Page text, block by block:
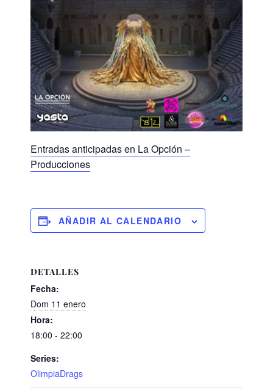
Entradas anticipadas en La Opción –
Producciones
AÑADIR AL CALENDARIO
DETALLES
Fecha:
Dom 11 enero
Hora:
18:00 - 22:00
Series:
OlimpiaDrags